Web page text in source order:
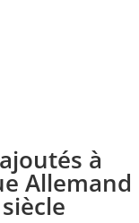
à
Allemand